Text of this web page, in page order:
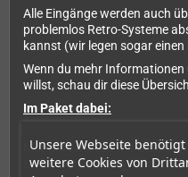
Unsere Webseite
weitere Cookies von
Alle Eingänge werden auch
problemlos Retro-Systeme
kannst (wir legen sogar
Wenn du mehr
willst, schau dir diese
Im Paket dabei:
Monitorgehäuse mit
Schutzverpackung für den